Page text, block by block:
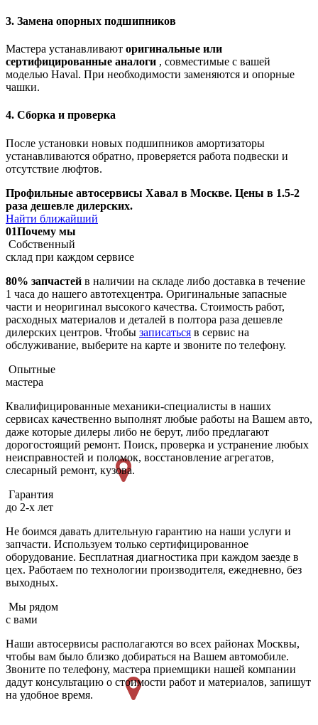
3. Замена опорных подшипников
Мастера устанавливают оригинальные или
сертифицированные аналоги , совместимые с вашей
моделью Haval. При необходимости заменяются и опорные
чашки.
4. Сборка и проверка
После установки новых подшипников амортизаторы
устанавливаются обратно, проверяется работа подвески и
отсутствие люфтов.
Профильные автосервисы Хавал в Москве. Цены в 1.5-2
раза дешевле дилерских.
Найти ближайший
01Почему мы
Собственный
склад при каждом сервисе
80% запчастей в наличии на складе либо доставка в течение
1 часа до нашего автотехцентра. Оригинальные запасные
части и неоригинал высокого качества. Стоимость работ,
расходных материалов и деталей в полтора раза дешевле
дилерских центров. Чтобы записаться в сервис на
обслуживание, выберите на карте и звоните по телефону.
Опытные
мастера
Квалифицированные механики-специалисты в наших
сервисах качественно выполнят любые работы на Вашем авто,
даже которые дилеры либо не берут, либо предлагают
дорогостоящий ремонт. Поиск, проверка и устранение любых
неисправностей и поломок, восстановление агрегатов,
слесарный ремонт, кузова.
Гарантия
до 2-х лет
Не боимся давать длительную гарантию на наши услуги и
запчасти. Используем только сертифицированное
оборудование. Бесплатная диагностика при каждом заезде в
цех. Работаем по технологии производителя, ежедневно, без
выходных.
Мы рядом
с вами
Наши автосервисы располагаются во всех районах Москвы,
чтобы вам было близко добираться на Вашем автомобиле.
Звоните по телефону, мастера приемщики нашей компании
дадут консультацию о стоимости работ и материалов, запишут
на удобное время.